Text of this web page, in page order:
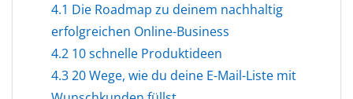
4.1 Die Roadmap zu deinem nachhaltig
erfolgreichen Online-Business
4.2 10 schnelle Produktideen
4.320 Wege, wie du deine E-Mail-Liste mit